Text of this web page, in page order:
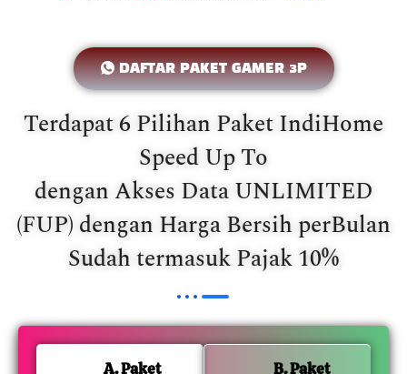
DAFTAR PAKET GAMER 3P
Terdapat 6 Pilihan Paket IndiHome
Speed Up To
dengan Akses Data UNLIMITED
(FUP) dengan Harga Bersih perBulan
Sudah termasuk Pajak 10%
A. Paket
B. Paket